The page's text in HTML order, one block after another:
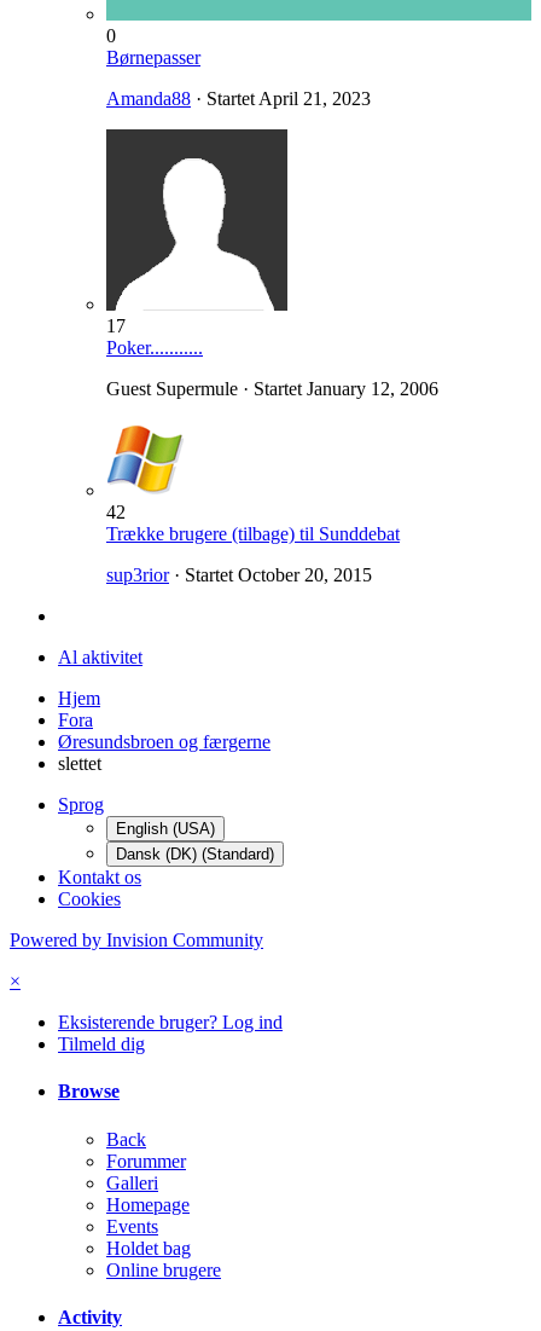
0
Børnepasser
Amanda88 · Startet April 21, 2023
17
Poker...........
Guest Supermule · Startet January 12, 2006
42
Trække brugere (tilbage) til Sunddebat
sup3rior· Startet October 20, 2015
Al aktivitet
Hjem
Fora
Øresundsbroen og færgerne
slettet
Sprog
English (USA)
Dansk (DK) (Standard)
Kontakt os
Cookies
Powered by Invision Community
×
Eksisterende bruger? Log ind
Tilmeld dig
Browse
Back
Forummer
Galleri
Homepage
Events
Holdet bag
Online brugere
Activity